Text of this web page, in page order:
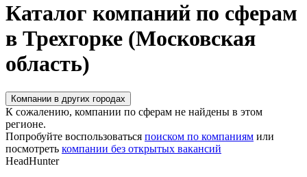
Каталог компаний по сферам
в Трехгорке (Московская
область)
Компании в других городах
К сожалению, компании по сферам не найдены в этом
регионе.
Попробуйте воспользоваться поиском по компаниям или
посмотреть компании без открытых вакансий
HeadHunter